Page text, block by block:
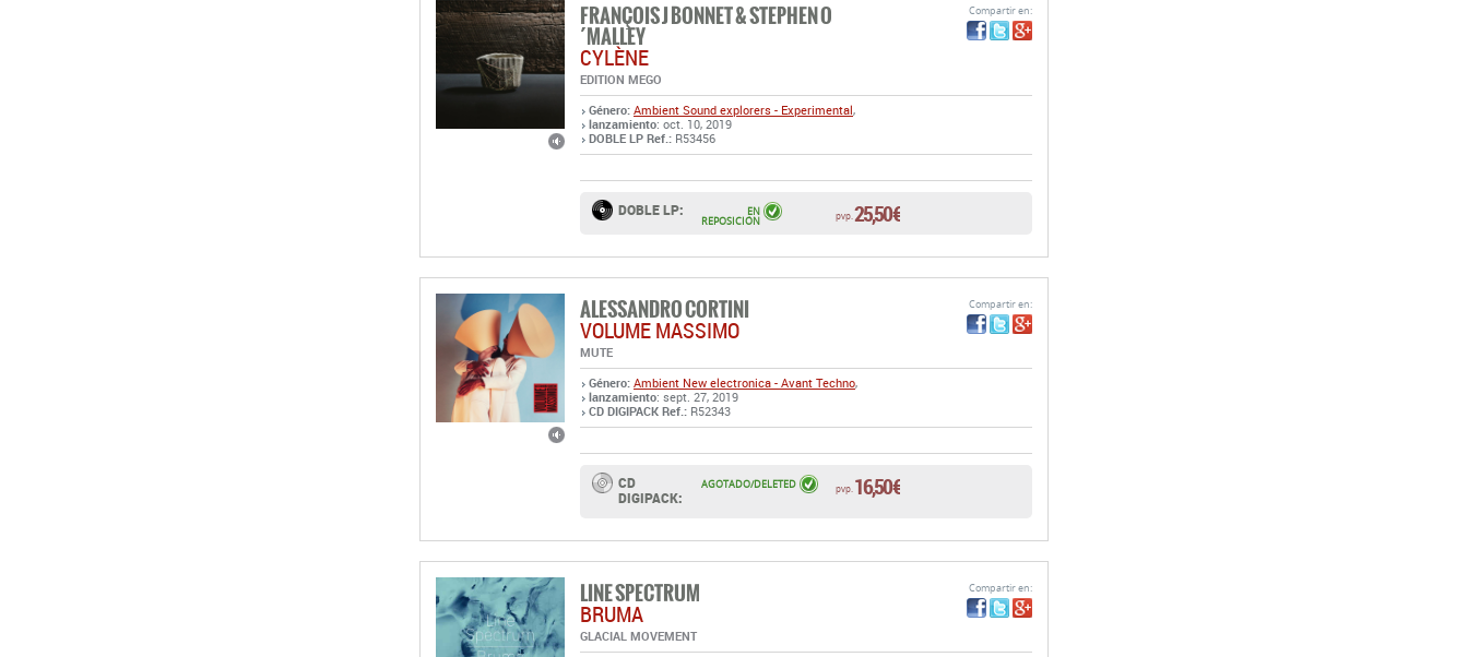
FRANÇOIS J BONNET & STEPHEN O
´MALLEY
CYLÈNE
EDITION MEGO
Género: Ambient Sound explorers - Experimental,
lanzamiento: oct. 10, 2019
DOBLE LP Ref.: R53456
Compartir en:
DOBLE LP: pvp. 25,50 €
EN
REPOSICIÓN
ALESSANDRO CORTINI
VOLUME MASSIMO
MUTE
Género: Ambient New electronica - Avant Techno,
lanzamiento: sept. 27, 2019
CD DIGIPACK Ref.: R52343
Compartir en:
CD
DIGIPACK:
pvp. 16,50 €
AGOTADO/DELETED
LINE SPECTRUM
BRUMA
GLACIAL MOVEMENT
Compartir en: